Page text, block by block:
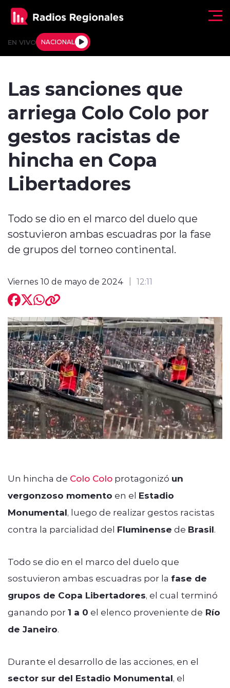
EN VIVO NACIONAL
Tendencias
Deportes
Internacional
Entrevistas
Las sanciones que
arriega Colo Colo por
gestos racistas de
hincha en Copa
Libertadores
Todo se dio en el marco del duelo que
sostuvieron ambas escuadras por la fase
de grupos del torneo continental.
Viernes 10 de mayo de 2024 12:11
Un hincha de Colo Colo protagonizó un
vergonzoso momento en el Estadio
Monumental, luego de realizar gestos racistas
contra la parcialidad del Fluminense de Brasil.
Todo se dio en el marco del duelo que
sostuvieron ambas escuadras por la fase de
grupos de Copa Libertadores, el cual terminó
ganando por1 a 0 el elenco proveniente de Río
de Janeiro.
Durante el desarrollo de las acciones, en el
sector sur del Estadio Monumental, el